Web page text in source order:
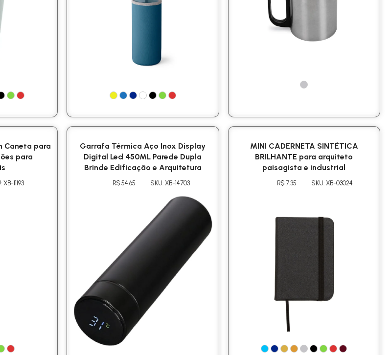
Caneta para
para
XB-11193
Garrafa Térmica Aço Inox Display
Digital Led 450ML Parede Dupla
Brinde Edificação e Arquitetura
R$ 54.65 SKU: XB-14703
MINI CADERNETA SINTÉTICA
BRILHANTE para arquiteto
paisagista e industrial
R$ 7.35 SKU: XB-03024